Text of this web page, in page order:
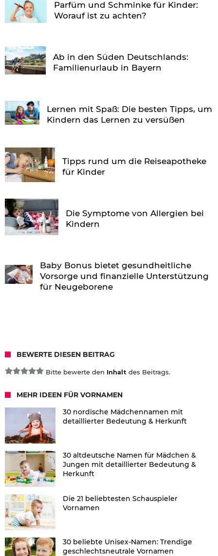
Parfüm und Schminke für Kinder:
Worauf ist zu achten?
Ab in den Süden Deutschlands:
Familienurlaub in Bayern
Lernen mit Spaß: Die besten Tipps, um
Kindern das Lernen zu versüßen
Tipps rund um die Reiseapotheke
für Kinder
Die Symptome von Allergien bei
Kindern
Baby Bonus bietet gesundheitliche
Vorsorge und finanzielle Unterstützung
für Neugeborene
BEWERTE DIESEN BEITRAG
Bitte bewerte den Inhalt des Beitrags.
MEHR IDEEN FÜR VORNAMEN
30 nordische Mädchennamen mit
detaillierter Bedeutung & Herkunft
30 altdeutsche Namen für Mädchen &
Jungen mit detaillierter Bedeutung &
Herkunft
Die 21 beliebtesten Schauspieler
Vornamen
30 beliebte Unisex-Namen: Trendige
geschlechtsneutrale Vornamen